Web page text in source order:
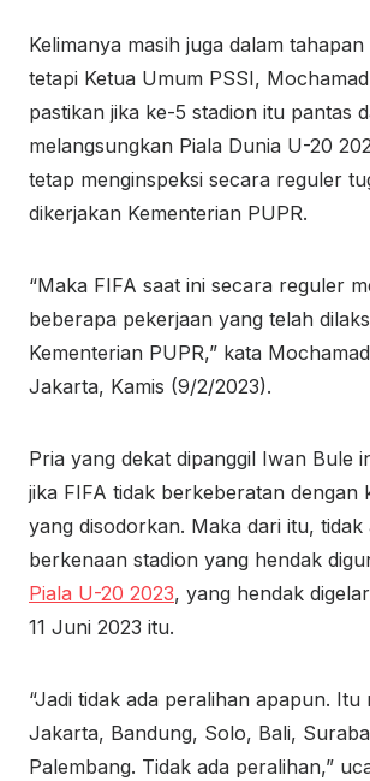
Kelimanya masih juga dalam
tetapi Ketua Umum PSSI,
pastikan jika ke-5 stadion itu pantas
melangsungkan Piala Dunia U-20
tetap menginspeksi secara reguler
dikerjakan Kementerian PUPR.
“Maka FIFA saat ini secara reguler
beberapa pekerjaan yang telah
Kementerian PUPR,” kata
Jakarta, Kamis (9/2/2023).
Pria yang dekat dipanggil Iwan Bule
jika FIFA tidak berkeberatan dengan
yang disodorkan. Maka dari itu, tidak
berkenaan stadion yang hendak
Piala U-20 2023, yang hendak
11 Juni 2023 itu.
“Jadi tidak ada peralihan apapun. Itu
Jakarta, Bandung, Solo, Bali,
Palembang. Tidak ada peralihan,”